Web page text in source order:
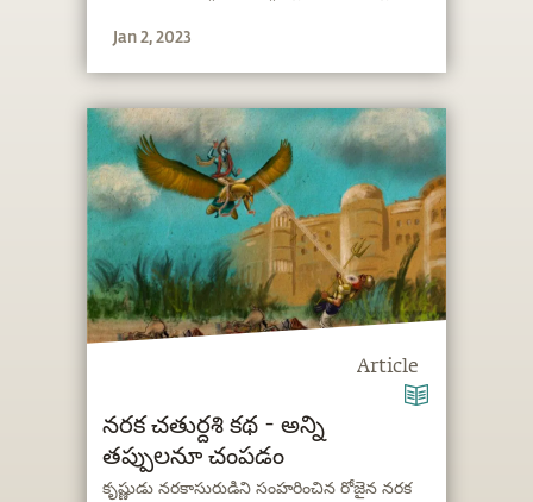
Jan 2, 2023
Article
నరక చతుర్దశి కథ - అన్ని
తప్పులనూ చంపడం
కృష్ణుడు నరకాసురుడిని సంహరించిన రోజైన నరక